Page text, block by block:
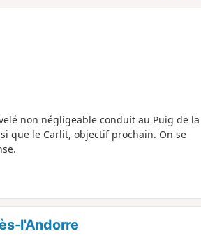
non négligeable conduit au Puig de la
que le Carlit, objectif prochain. On se
l'Andorre